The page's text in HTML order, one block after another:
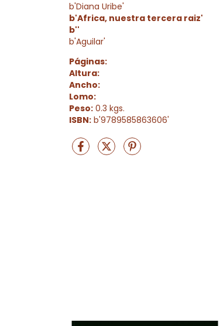
b'Diana Uribe'
b'Africa, nuestra tercera raiz'
b''
b'Aguilar'
Páginas:
Altura:
Ancho:
Lomo:
Peso: 0.3 kgs.
ISBN: b'9789585863606'